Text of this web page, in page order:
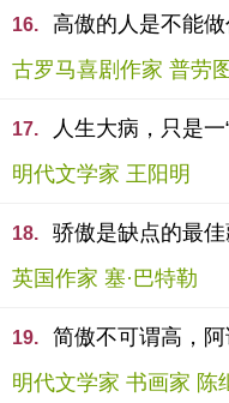
16.
高傲的人是不能做
古罗马喜剧作家 普劳
17.
人生大病，只是一“
明代文学家 王阳明
18.
骄傲是缺点的最佳
英国作家 塞·巴特勒
19.
简傲不可谓高，阿
明代文学家 书画家 陈